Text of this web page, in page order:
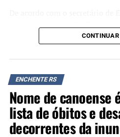
Desenvolvimento Profissional,
última prorrogação, os
R$ 217 mil por dia injetados
mais de 8 mil inscritos nesse
elegíveis, resultando em
investimento.
“Estamos
CONTINUAR
ENCHENTE RS
Nome de canoense
lista de óbitos e
decorrentes da